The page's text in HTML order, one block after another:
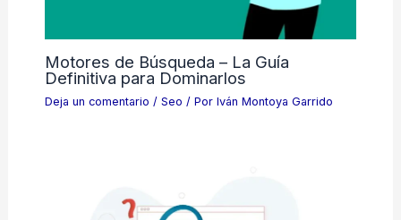
Motores de Búsqueda – La Guía
Definitiva para Dominarlos
Deja un comentario / Seo / Por Iván Montoya Garrido